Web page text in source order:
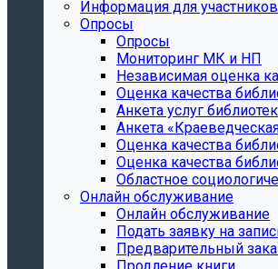
Информация для
Опросы
Опросы
Мониторинг МК и НП
Независимая оценка
Оценка качества
Анкета услуг
Анкета
Oценка качества
Oценка качества
Областное
Онлайн обслуживание
Онлайн обслуживание
Подать заявку на
Предварительный